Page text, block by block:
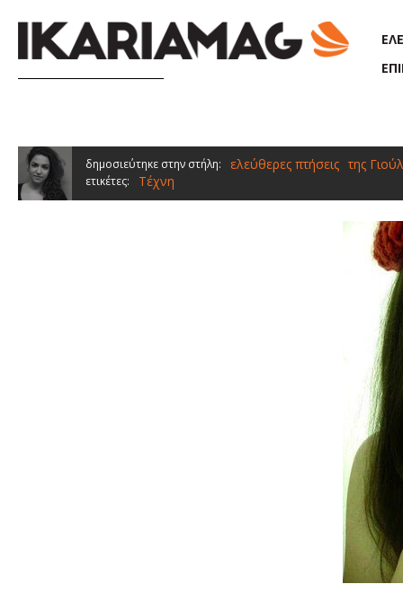
δημοσιεύτηκε στην στήλη: ελεύθερες πτήσεις της
ετικέτες: Τέχνη